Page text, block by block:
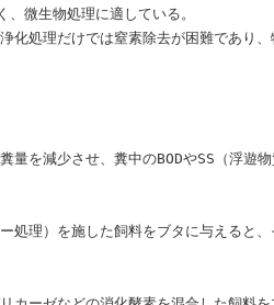
、微生物処理に適している。
化処理だけでは窒素除去が困難であり
量を減少させ、糞中のBODやSS（浮
処理）を施した飼料をブタに与えると